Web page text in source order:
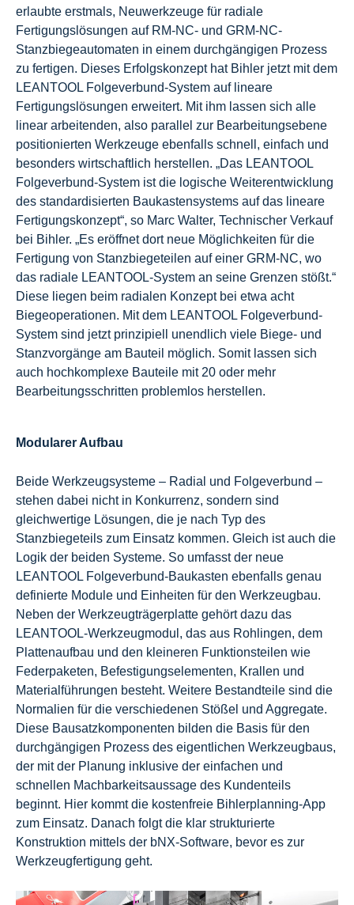
erlaubte erstmals, Neuwerkzeuge für radiale
Fertigungslösungen auf RM-NC- und GRM-NC-
Stanzbiegeautomaten in einem durchgängigen Prozess
zu fertigen. Dieses Erfolgskonzept hat Bihler jetzt mit dem
LEANTOOL Folgeverbund-System auf lineare
Fertigungslösungen erweitert. Mit ihm lassen sich alle
linear arbeitenden, also parallel zur Bearbeitungsebene
positionierten Werkzeuge ebenfalls schnell, einfach und
besonders wirtschaftlich herstellen. „Das LEANTOOL
Folgeverbund-System ist die logische Weiterentwicklung
des standardisierten Baukastensystems auf das lineare
Fertigungskonzept“, so Marc Walter, Technischer Verkauf
bei Bihler. „Es eröffnet dort neue Möglichkeiten für die
Fertigung von Stanzbiegeteilen auf einer GRM-NC, wo
das radiale LEANTOOL-System an seine Grenzen stößt.“
Diese liegen beim radialen Konzept bei etwa acht
Biegeoperationen. Mit dem LEANTOOL Folgeverbund-
System sind jetzt prinzipiell unendlich viele Biege- und
Stanzvorgänge am Bauteil möglich. Somit lassen sich
auch hochkomplexe Bauteile mit 20 oder mehr
Bearbeitungsschritten problemlos herstellen.
Modularer Aufbau
Beide Werkzeugsysteme – Radial und Folgeverbund –
stehen dabei nicht in Konkurrenz, sondern sind
gleichwertige Lösungen, die je nach Typ des
Stanzbiegeteils zum Einsatz kommen. Gleich ist auch die
Logik der beiden Systeme. So umfasst der neue
LEANTOOL Folgeverbund-Baukasten ebenfalls genau
definierte Module und Einheiten für den Werkzeugbau.
Neben der Werkzeugträgerplatte gehört dazu das
LEANTOOL-Werkzeugmodul, das aus Rohlingen, dem
Plattenaufbau und den kleineren Funktionsteilen wie
Federpaketen, Befestigungselementen, Krallen und
Materialführungen besteht. Weitere Bestandteile sind die
Normalien für die verschiedenen Stößel und Aggregate.
Diese Bausatzkomponenten bilden die Basis für den
durchgängigen Prozess des eigentlichen Werkzeugbaus,
der mit der Planung inklusive der einfachen und
schnellen Machbarkeitsaussage des Kundenteils
beginnt. Hier kommt die kostenfreie Bihlerplanning-App
zum Einsatz. Danach folgt die klar strukturierte
Konstruktion mittels der bNX-Software, bevor es zur
Werkzeugfertigung geht.